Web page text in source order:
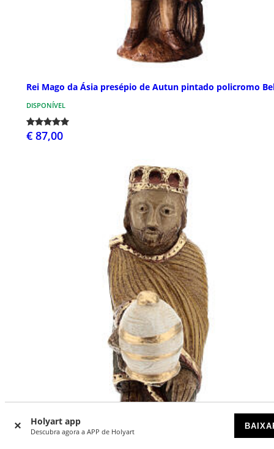
Holyart app
Descubra agora a APP de Holyart
Rei Mago da Ásia presépio de Autun pintado policromo
DISPONÍVEL
€ 87,00